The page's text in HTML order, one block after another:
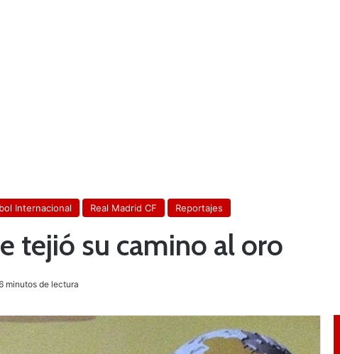
Internacional Real Madrid CF Reportajes
tejió su camino al oro
minutos de lectura